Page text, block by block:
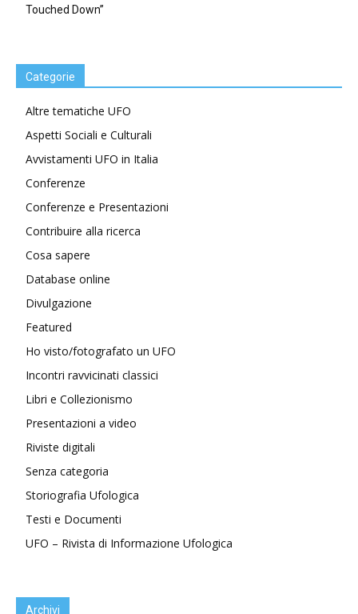
Touched Down”
Categorie
Altre tematiche UFO
Aspetti Sociali e Culturali
Avvistamenti UFO in Italia
Conferenze
Conferenze e Presentazioni
Contribuire alla ricerca
Cosa sapere
Database online
Divulgazione
Featured
Ho visto/fotografato un UFO
Incontri ravvicinati classici
Libri e Collezionismo
Presentazioni a video
Riviste digitali
Senza categoria
Storiografia Ufologica
Testi e Documenti
UFO – Rivista di Informazione Ufologica
Archivi